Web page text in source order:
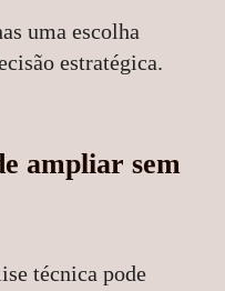
uma escolha
estratégica.
ampliar sem
técnica pode